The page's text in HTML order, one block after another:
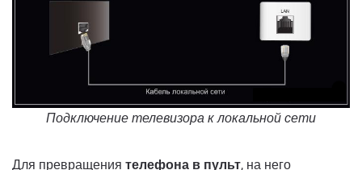
Подключение телевизора к локальной сети
Для превращения телефона в пульт, на него